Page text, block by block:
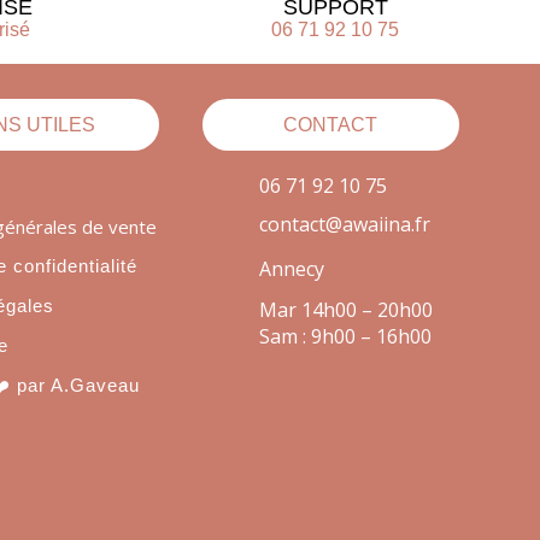
SUPPORT
06 71 92 10 75
UTILES
de vente
confidentialité
par A.Gaveau
CONTACT
06 71 92 10 75
contact@awaiina.fr
Annecy
Mar 14h00 – 20h00
Sam : 9h00 – 16h00